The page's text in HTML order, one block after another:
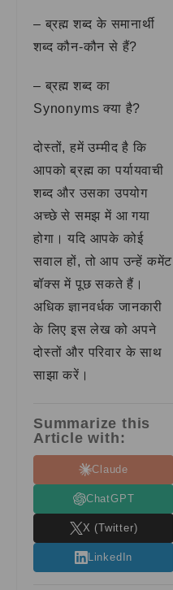
– ब्रह्म शब्द के समानार्थी
शब्द कौन-कौन से हैं?
– ब्रह्म शब्द का
Synonyms क्या है?
दोस्तों, हमें उम्मीद है कि
आपको ब्रह्म का पर्यायवाची
शब्द और उसका उपयोग
अच्छे से समझ में आ गया
होगा। यदि आपके कोई
सवाल हों, तो आप उन्हें कमेंट
बॉक्स में पूछ सकते हैं।
अधिक ज्ञानवर्धक जानकारी
के लिए इस लेख को अपने
दोस्तों और परिवार के साथ
साझा करें।
Summarize this
Article with:
Claude
ChatGPT
X (Twitter)
LinkedIn